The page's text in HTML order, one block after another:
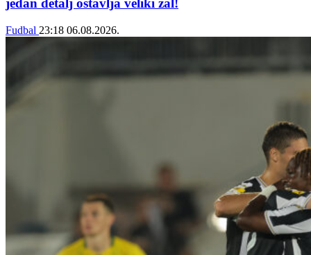
jedan detalj ostavlja veliki žal!
Fudbal 23:18 06.08.2026.